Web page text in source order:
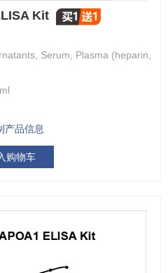
Kit
Serum, Plasma (heparin,
产品信息
购物车